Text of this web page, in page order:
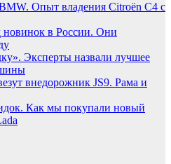
Опыт владения Citroёn C4 с
новинок в России. Они
Эксперты назвали лучшее
внедорожник JS9. Рама и
Как мы покупали новый